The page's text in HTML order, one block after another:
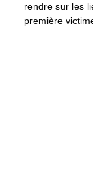
rendre sur les
première